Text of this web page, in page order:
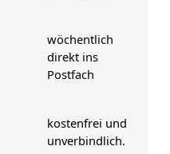
wöchentlich
direkt ins
Postfach
kostenfrei und
unverbindlich.